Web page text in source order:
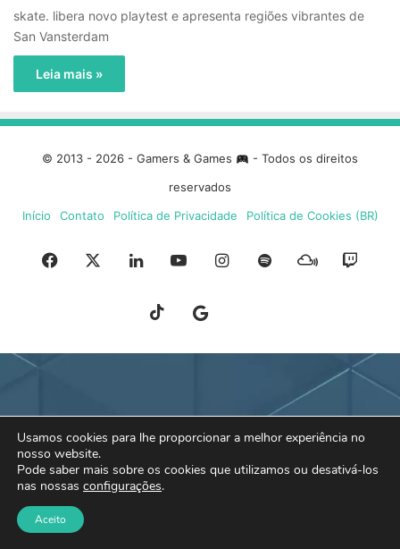
skate. libera novo playtest e apresenta regiões vibrantes de
San Vansterdam
Leia mais »
© 2013 - 2026 - Gamers & Games
- Todos os direitos
reservados
Início
Contato Política de Privacidade Política de Cookies (BR)
Facebook LinkedinYouTubeInstagram
SpotifyMixcloud
TikTokGoogle
NewsSky
Usamos cookies para lhe proporcionar a melhor experiência no
nosso website.
Pode saber mais sobre os cookies que utilizamos ou desativá-los
nas nossas configurações.
Aceito